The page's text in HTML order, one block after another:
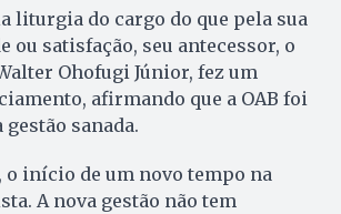
liturgia do cargo do que pela sua
ou satisfação, seu antecessor, o
Ohofugi Júnior, fez um
afirmando que a OAB foi
sanada.
o início de um novo tempo na
A nova gestão não tem